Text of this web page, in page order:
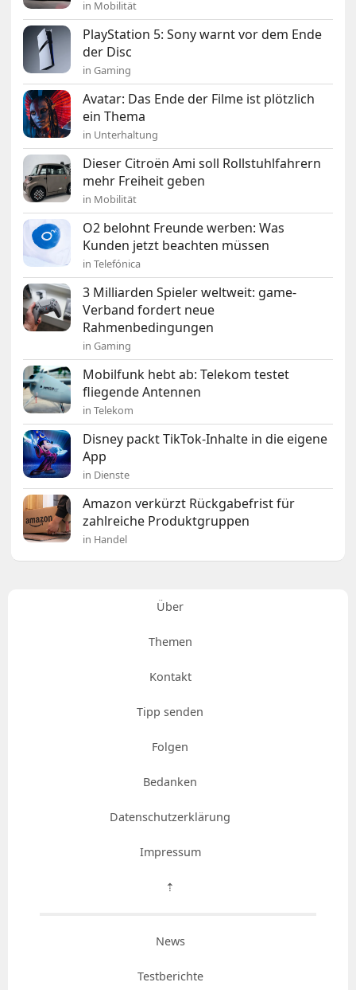
in Mobilität
PlayStation 5: Sony warnt vor dem Ende
der Disc
in Gaming
Avatar: Das Ende der Filme ist plötzlich
ein Thema
in Unterhaltung
Dieser Citroën Ami soll Rollstuhlfahrern
mehr Freiheit geben
in Mobilität
O2 belohnt Freunde werben: Was
Kunden jetzt beachten müssen
in Telefónica
3 Milliarden Spieler weltweit: game-
Verband fordert neue
Rahmenbedingungen
in Gaming
Mobilfunk hebt ab: Telekom testet
fliegende Antennen
in Telekom
Disney packt TikTok-Inhalte in die eigene
App
in Dienste
Amazon verkürzt Rückgabefrist für
zahlreiche Produktgruppen
in Handel
Über
Themen
Kontakt
Tipp senden
Folgen
Bedanken
Datenschutzerklärung
Impressum
⇡
News
Testberichte